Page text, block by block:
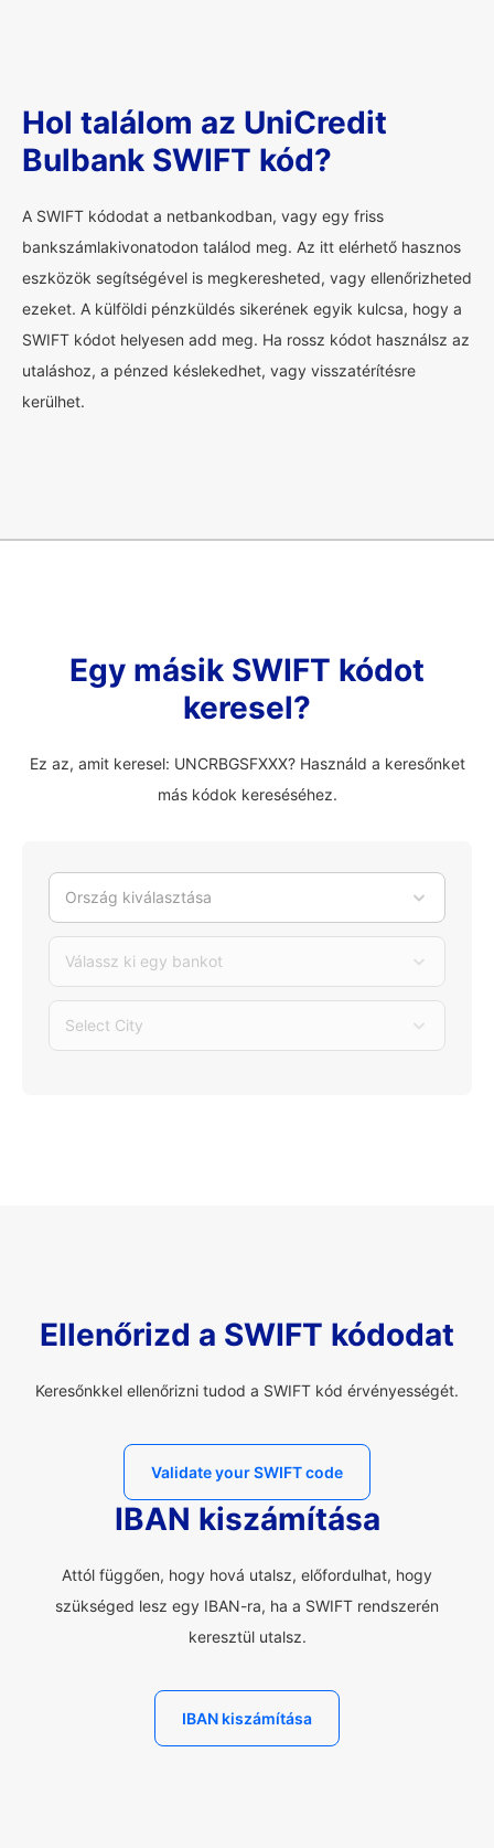
Hol találom az UniCredit
Bulbank SWIFT kód?
A SWIFT kódodat a netbankodban, vagy egy friss
bankszámlakivonatodon találod meg. Az itt elérhető hasznos
eszközök segítségével is megkeresheted, vagy ellenőrizheted
ezeket. A külföldi pénzküldés sikerének egyik kulcsa, hogy a
SWIFT kódot helyesen add meg. Ha rossz kódot használsz az
utaláshoz, a pénzed késlekedhet, vagy visszatérítésre
kerülhet.
Egy másik SWIFT kódot
keresel?
Ez az, amit keresel: UNCRBGSFXXX? Használd a keresőnket
más kódok kereséséhez.
Ország kiválasztása
Válassz ki egy bankot
Select City
Ellenőrizd a SWIFT kódodat
Keresőnkkel ellenőrizni tudod a SWIFT kód érvényességét.
Validate your SWIFT code
IBAN kiszámítása
Attól függően, hogy hová utalsz, előfordulhat, hogy
szükséged lesz egy IBAN-ra, ha a SWIFT rendszerén
keresztül utalsz.
IBAN kiszámítása